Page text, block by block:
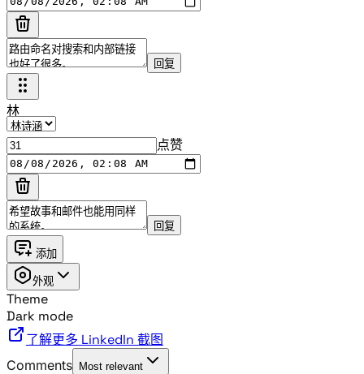
回复
林
点赞
回复
添加
外观
Theme
Dark mode
了解更多 LinkedIn 截图
Comments Most relevant